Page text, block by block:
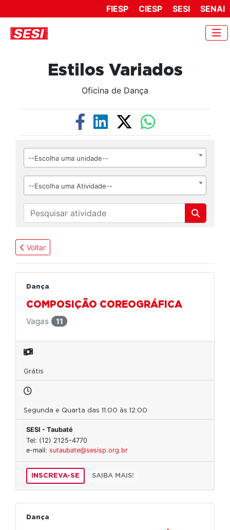
FIESP CIESP SESI SENAI
Estilos Variados
Oficina de Dança
--Escolha uma unidade--
--Escolha uma Atividade--
Voltar
Dança
COMPOSIÇÃO COREOGRÁFICA
Vagas
11
Grátis
Segunda e Quarta das 11:00 às 12:00
SESI - Taubaté
Tel: (12) 2125-4770
e-mail: sutaubate@sesisp.org.br
INSCREVA-SE SAIBA MAIS!
Dança